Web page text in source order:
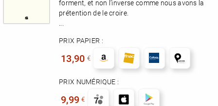
forment, et non l’inverse comme nous avons la
prétention de le croire.
PRIX PAPIER :
13,90 €
PRIX NUMÉRIQUE :
9,99 €